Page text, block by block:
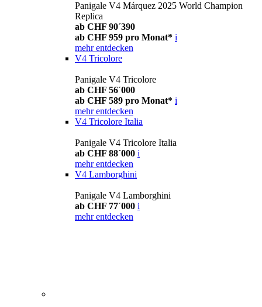
Panigale V4 Márquez 2025 World Champion
Replica
ab CHF 90´390
ab CHF 959 pro Monat* i
mehr entdecken
V4 Tricolore
Panigale V4 Tricolore
ab CHF 56´000
ab CHF 589 pro Monat* i
mehr entdecken
V4 Tricolore Italia
Panigale V4 Tricolore Italia
ab CHF 88´000 i
mehr entdecken
V4 Lamborghini
Panigale V4 Lamborghini
ab CHF 77´000 i
mehr entdecken